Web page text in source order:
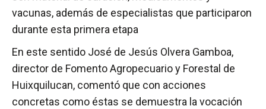
vacunas, además de especialistas que participaron
durante esta primera etapa
En este sentido José de Jesús Olvera Gamboa,
director de Fomento Agropecuario y Forestal de
Huixquilucan, comentó que con acciones
concretas como éstas se demuestra la vocación